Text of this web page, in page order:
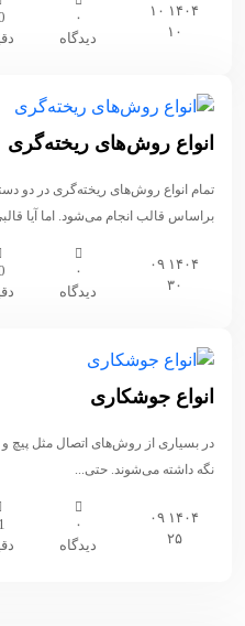
۱۴۰۴ ۱۰
۱۰
۰
دیدگاه
انواع روش‌های ریخته‌گری
تمام انواع روش‌های ریخته‌گری در دو
براساس قالب انجام می‌شود. اما آیا
۱۴۰۴ ۰۹
۳۰
۰
دیدگاه
انواع جوشکاری
در بسیاری از روش‌های اتصال مثل پیچ
نگه داشته می‌شوند. حتی...
۱۴۰۴ ۰۹
۲۵
۰
دیدگاه